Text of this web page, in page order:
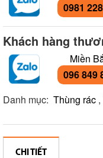
0981
Khách hàng
Miền
096 849
Danh mục: Thùng rác ,
CHI TIẾT